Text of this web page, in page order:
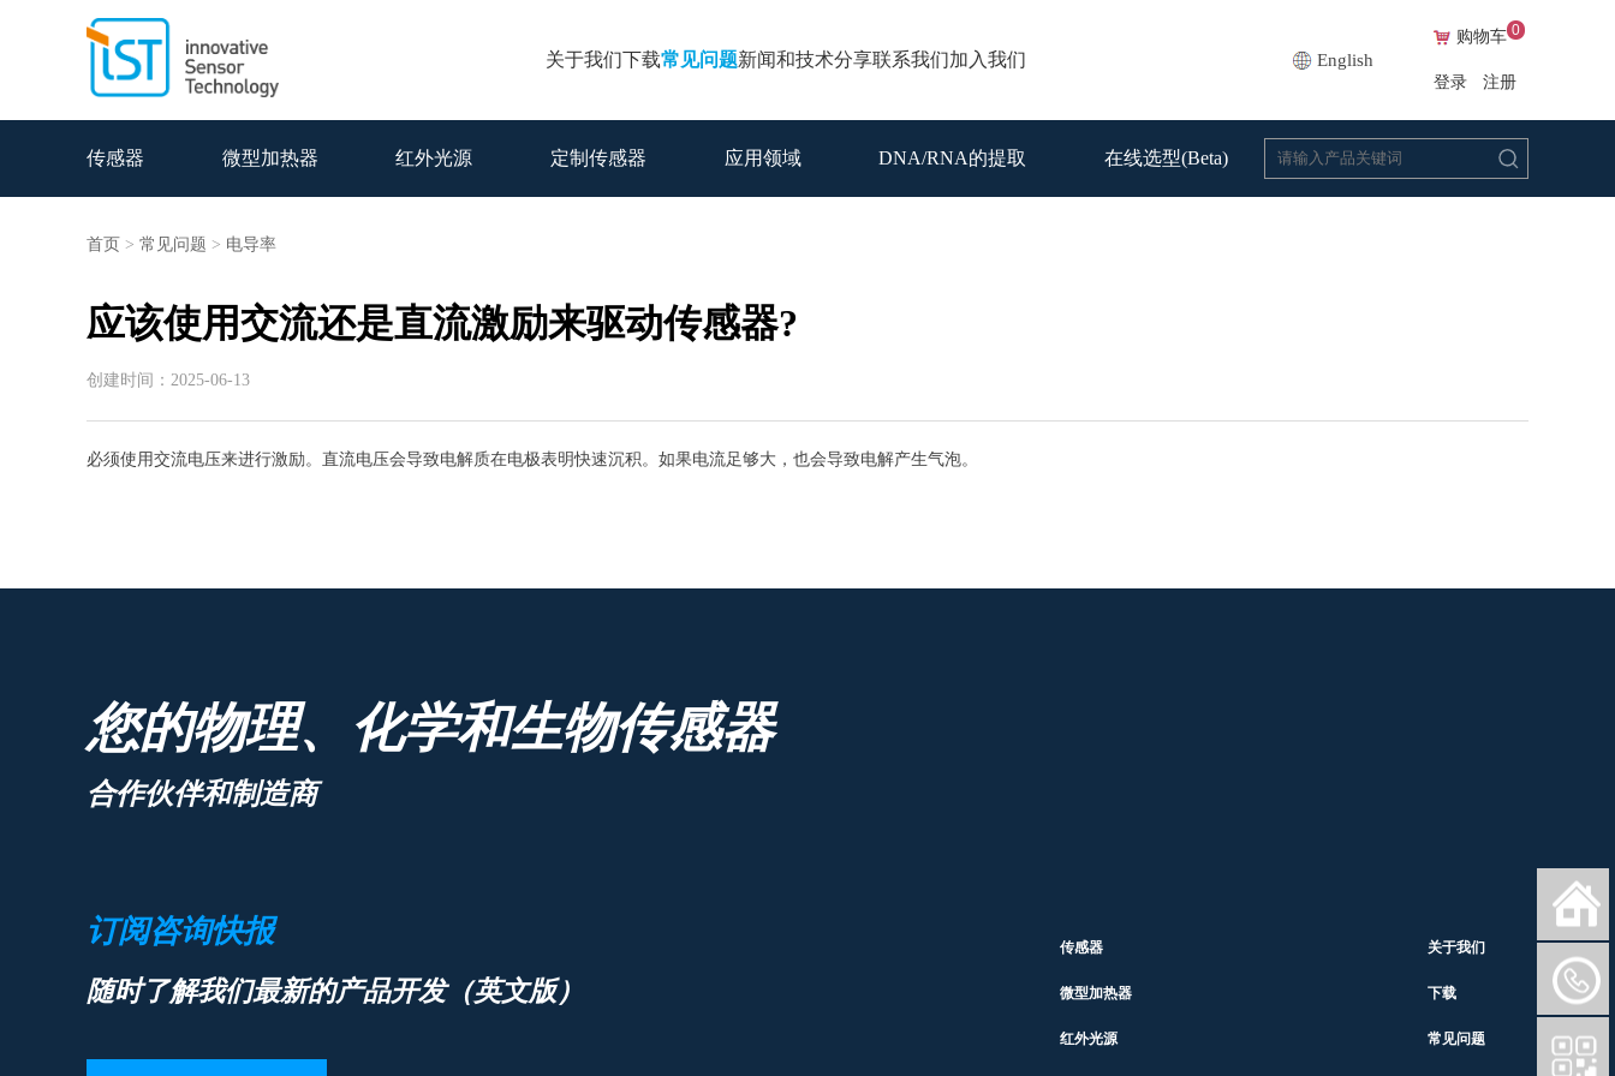
关于我们下载常见问题新闻和技术分享联系我们加入我们 English
购物车 0
登录 注册
传感器 微型加热器 红外光源 定制传感器 应用领域 DNA/RNA的提取 在线选型(Beta)
首页 > 常见问题 > 电导率
应该使用交流还是直流激励来驱动传感器?
创建时间：2025-06-13
必须使用交流电压来进行激励。直流电压会导致电解质在电极表明快速沉积。如果电流足够大，也会导致电解产生气泡。
您的物理、化学和生物传感器
合作伙伴和制造商
订阅咨询快报
随时了解我们最新的产品开发（英文版）
传感器
微型加热器
红外光源
关于我们
下载
常见问题